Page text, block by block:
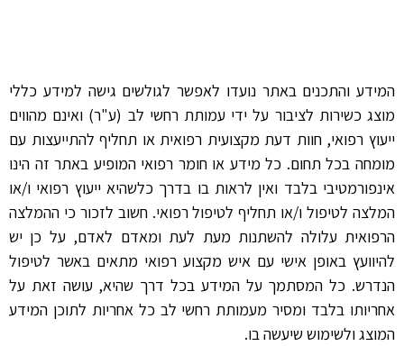
המידע והתכנים באתר נועדו לאפשר לגולשים גישה למידע כללי
מוצג כשירות לציבור על ידי עמותת רחשי לב (ע"ר) ואינם מהווים
ייעוץ רפואי, חוות דעת מקצועית רפואית או תחליף להתייעצות עם
מומחה בכל תחום. כל מידע או חומר רפואי המופיע באתר זה הינו
אינפורמטיבי בלבד ואין לראות בו בדרך כלשהיא ייעוץ רפואי ו/או
המלצה לטיפול ו/או תחליף לטיפול רפואי. חשוב לזכור כי ההמלצה
הרפואית עלולה להשתנות מעת לעת ומאדם לאדם, על כן יש
להיוועץ באופן אישי עם איש מקצוע רפואי מתאים באשר לטיפול
הנדרש. כל המסתמך על המידע בכל דרך שהיא, עושה זאת על
אחריותו בלבד ומסיר מעמותת רחשי לב כל אחריות לתוכן המידע
המוצג ולשימוש שיעשה בו.